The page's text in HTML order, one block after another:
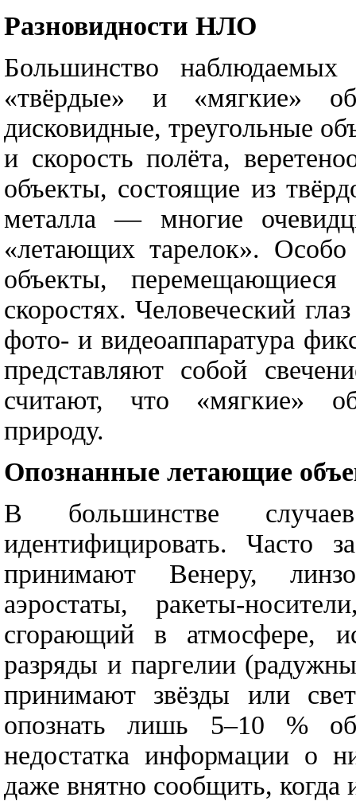
Разновидности НЛО
Большинство
«твёрдые» и «мягкие»
дисковидные, треугольные
и скорость полёта,
объекты, состоящие из
металла — многие
«летающих тарелок».
объекты,
скоростях. Человеческий
фото- и видеоаппаратура
представляют собой
считают, что «мягкие»
природу.
Опознанные летающие
В большинстве
идентифицировать. Часто
принимают Венеру,
аэростаты, ракеты-
сгорающий в атмосфере,
разряды и паргелии
принимают звёзды или
опознать лишь 5–10 %
недостатка информации о
даже внятно сообщить,